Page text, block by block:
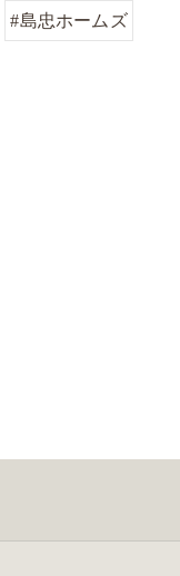
#島忠ホームズ